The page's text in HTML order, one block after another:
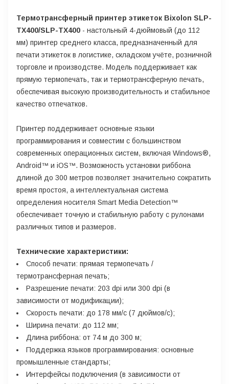
Термотрансферный принтер этикеток Bixolon SLP-
TX400/SLP-TX400 - настольный 4-дюймовый (до 112
мм) принтер среднего класса, предназначенный для
печати этикеток в логистике, складском учёте, розничной
торговле и производстве. Модель поддерживает как
прямую термопечать, так и термотрансферную печать,
обеспечивая высокую производительность и стабильное
качество отпечатков.
Принтер поддерживает основные языки
программирования и совместим с большинством
современных операционных систем, включая Windows®,
Android™ и iOS™. Возможность установки риббона
длиной до 300 метров позволяет значительно сократить
время простоя, а интеллектуальная система
определения носителя Smart Media Detection™
обеспечивает точную и стабильную работу с рулонами
различных типов и размеров.
Технические характеристики:
Способ печати: прямая термопечать /
термотрансферная печать;
Разрешение печати: 203 dpi или 300 dpi (в
зависимости от модификации);
Скорость печати: до 178 мм/с (7 дюймов/с);
Ширина печати: до 112 мм;
Длина риббона: от 74 м до 300 м;
Поддержка языков программирования: основные
промышленные стандарты;
Интерфейсы подключения (в зависимости от